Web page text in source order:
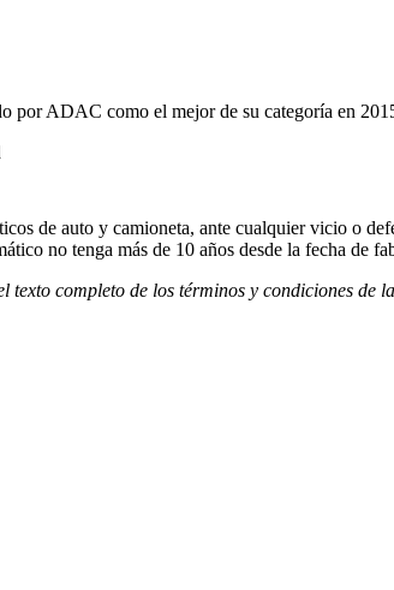
ADAC como el mejor de su categoría en
de auto y camioneta, ante cualquier vicio o
no tenga más de 10 años desde la fecha de
completo de los términos y condiciones